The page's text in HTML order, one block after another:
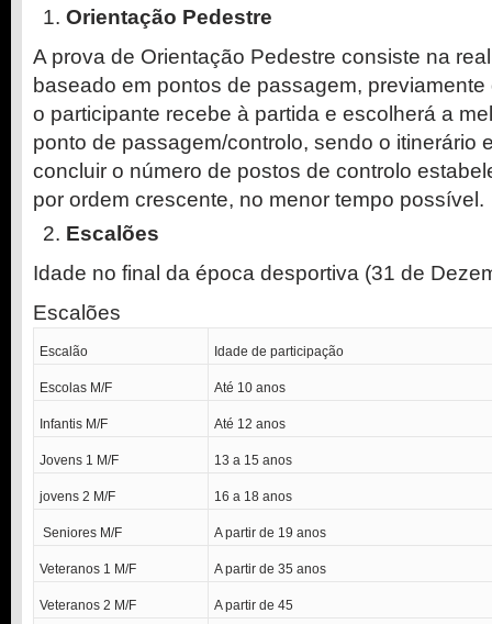
Orientação Pedestre
A prova de Orientação Pedestre consiste na
baseado em pontos de passagem,
o participante recebe à partida e escolherá a
ponto de passagem/controlo, sendo o itinerário
concluir o número de postos de controlo
por ordem crescente, no menor tempo possível.
Escalões
Idade no final da época desportiva (31 de
Escalões
Escalão Idade de participação
Escolas M/F Até 10 anos
Infantis M/F Até 12 anos
Jovens 1 M/F 13 a 15 anos
jovens 2 M/F 16 a 18 anos
Seniores M/F A partir de 19 anos
Veteranos 1 M/F A partir de 35 anos
Veteranos 2 M/F A partir de 45